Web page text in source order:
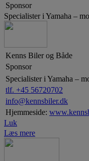
Sponsor
Specialister i Yamaha –
Kenns Biler og Både
Sponsor
Specialister i Yamaha –
tlf. +45 56720702
info@kennsbiler.dk
Hjemmeside:
Luk
Læs mere